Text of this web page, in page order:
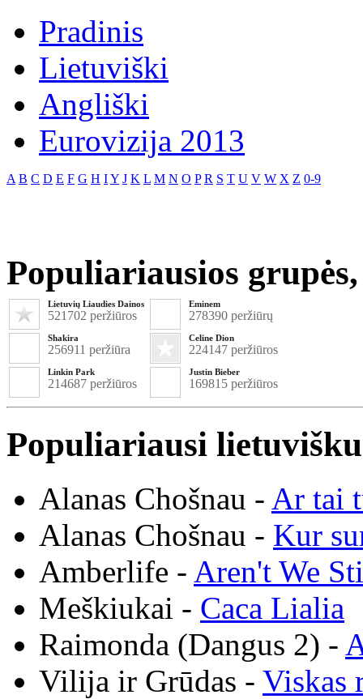
Pradinis
Lietuviški
Angliški
Eurovizija 2013
A B C D E F G H IY J K L M N O P R S T U V W X Z 0-9
Populiariausios
Lietuvių Liaudies Dainos
521702 peržiūros
Eminem
278390 peržiūrų
Shakira
256911 peržiūra
Celine Dion
224147 peržiūros
Linkin Park
214687 peržiūros
Justin Bieber
169815 peržiūros
Populiariausi
Alanas Chošnau - Ar tai
Alanas Chošnau - Kur
Amberlife - Aren't We
Meškiukai - Caca Lialia
Raimonda (Dangus 2) -
Vilija ir Grūdas - Viskas